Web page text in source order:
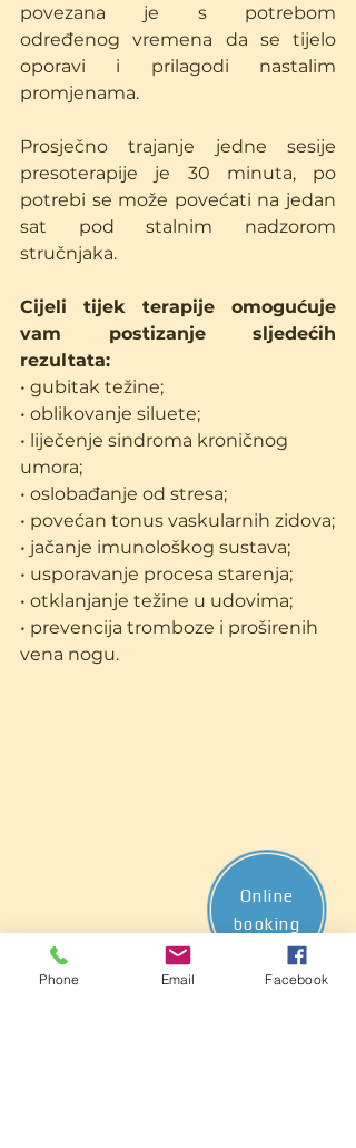
povezana je s potrebom
određenog vremena da se tijelo
oporavi i prilagodi nastalim
promjenama.
Prosječno trajanje jedne sesije
presoterapije je 30 minuta, po
potrebi se može povećati na jedan
sat pod stalnim nadzorom
stručnjaka.
Cijeli tijek terapije omogućuje
vam postizanje sljedećih
rezultata:
• gubitak težine;
• oblikovanje siluete;
• liječenje sindroma kroničnog
umora;
• oslobađanje od stresa;
• povećan tonus vaskularnih zidova;
• jačanje imunološkog sustava;
• usporavanje procesa starenja;
• otklanjanje težine u udovima;
• prevencija tromboze i proširenih
vena nogu.
Phone Email Facebook
Online
booking